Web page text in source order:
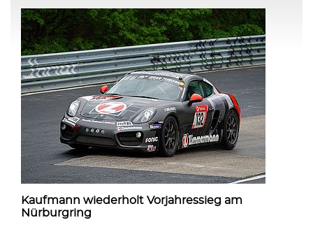
Kaufmann wiederholt Vorjahressieg am
Nürburgring